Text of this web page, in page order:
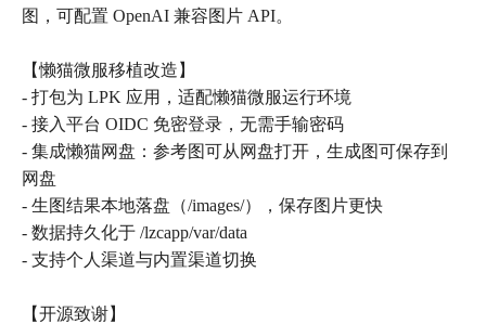
图，可配置 OpenAI 兼容图片 API。
【懒猫微服移植改造】
- 打包为 LPK 应用，适配懒猫微服运行环境
- 接入平台 OIDC 免密登录，无需手输密码
- 集成懒猫网盘：参考图可从网盘打开，生成图可保存到
网盘
- 生图结果本地落盘（/images/），保存图片更快
- 数据持久化于 /lzcapp/var/data
- 支持个人渠道与内置渠道切换
【开源致谢】